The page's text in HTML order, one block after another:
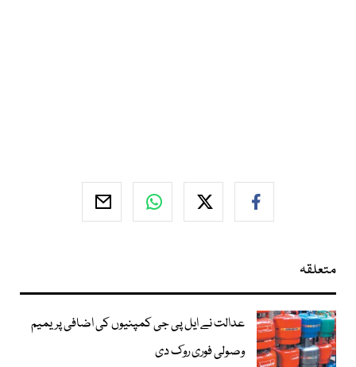
متعلقہ
عدالت نے ایل پی جی کمپنیوں کی اضافی پریمیم
وصولی فوری روک دی